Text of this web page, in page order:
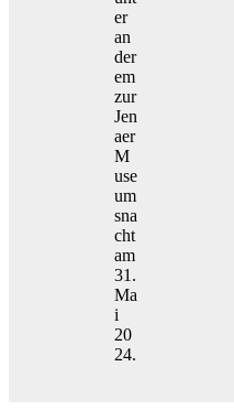
er
an
der
em
zur
Jen
aer
M
use
um
sna
cht
am
31.
Ma
i
20
24.